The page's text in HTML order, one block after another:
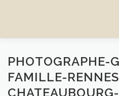
ACCUEIL PRESTATIONS
PHOTOGRAPHE-
FAMILLE-